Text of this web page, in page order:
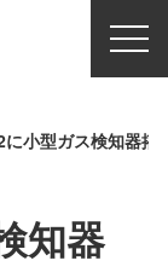
に小型ガス検知器搭
知器